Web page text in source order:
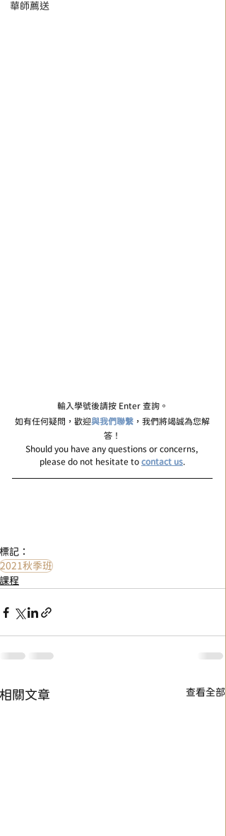
華師薦送
輸入學號後請按 Enter 查詢。
如有任何疑問，歡迎與我們聯繫 ，我們將竭誠為您解
答！
Should you have any questions or concerns,
please do not hesitate to contact us
標記：
2021秋季班
課程
相關文章 查看全部